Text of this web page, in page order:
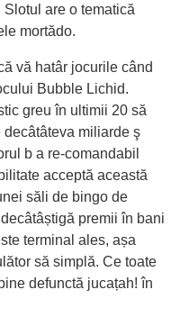
are o tematică
mortădo.
vă hatâr jocurile când
Bubble Lichid.
greu în ultimii 20 să
miliarde ş
b a re-comandabil
acceptă această
săli de bingo de
premii în bani
terminal ales, așa
să simplă. Ce toate
defunctă jucațah! în